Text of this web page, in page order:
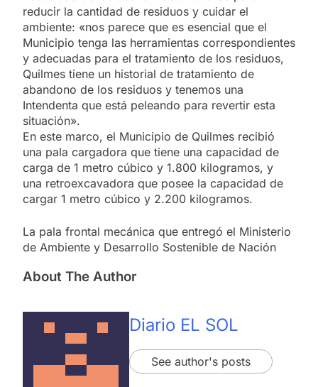
reducir la cantidad de residuos y cuidar el
ambiente: «nos parece que es esencial que el
Municipio tenga las herramientas correspondientes
y adecuadas para el tratamiento de los residuos,
Quilmes tiene un historial de tratamiento de
abandono de los residuos y tenemos una
Intendenta que está peleando para revertir esta
situación».
En este marco, el Municipio de Quilmes recibió
una pala cargadora que tiene una capacidad de
carga de 1 metro cúbico y 1.800 kilogramos, y
una retroexcavadora que posee la capacidad de
cargar 1 metro cúbico y 2.200 kilogramos.
La pala frontal mecánica que entregó el Ministerio
de Ambiente y Desarrollo Sostenible de Nación
About The Author
Diario EL SOL
See author's posts